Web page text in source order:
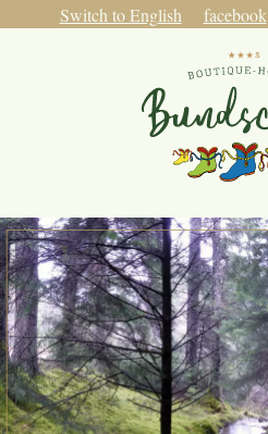
Switch to English facebook